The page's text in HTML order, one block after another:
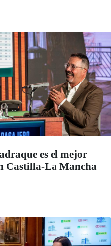
es el mejor
Castilla-La Mancha